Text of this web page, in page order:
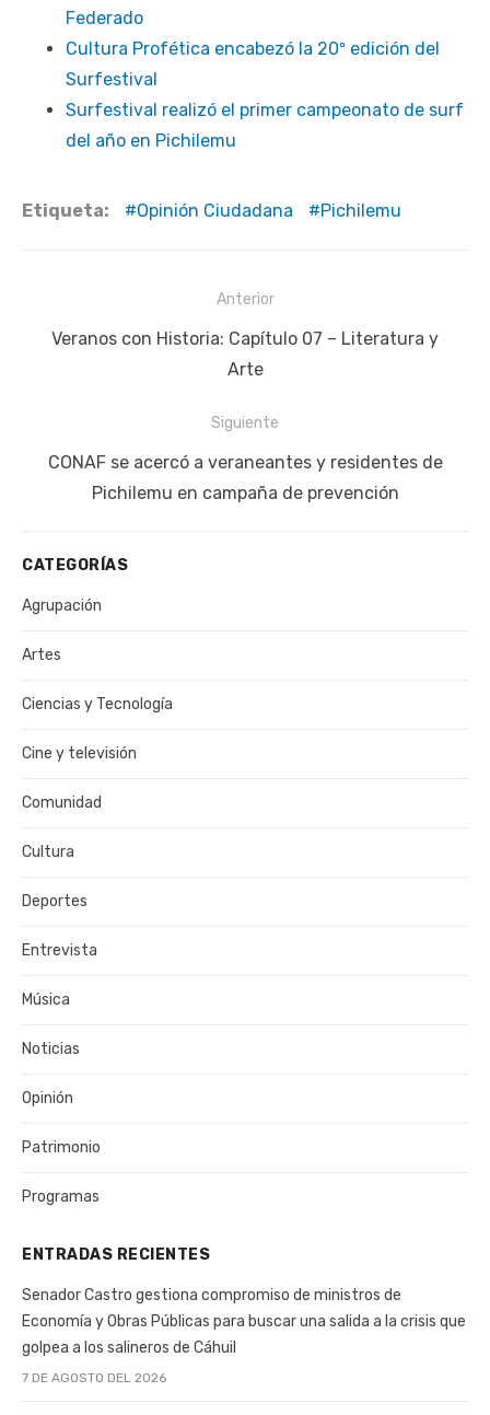
Federado
Cultura Profética encabezó la 20º edición del
Surfestival
Surfestival realizó el primer campeonato de surf
del año en Pichilemu
Etiqueta: Opinión Ciudadana Pichilemu
de
Anterior
Publicación
Veranos con Historia: Capítulo 07 – Literatura y
Arte
Siguiente
Siguiente
publicación:
CONAF se acercó a veraneantes y residentes de
Pichilemu en campaña de prevención
CATEGORÍAS
Agrupación
Artes
Ciencias y Tecnología
Cine y televisión
Comunidad
Cultura
Deportes
Entrevista
Música
Noticias
Opinión
Patrimonio
Programas
ENTRADAS RECIENTES
Senador Castro gestiona compromiso de ministros de
Economía y Obras Públicas para buscar una salida a la crisis que
golpea a los salineros de Cáhuil
7 DE AGOSTO DEL 2026